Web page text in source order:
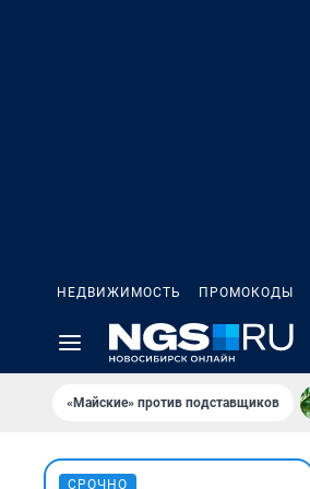
НЕДВИЖИМОСТЬ ПРОМОКОДЫ
«Майские» против подставщиков
СРОЧНО